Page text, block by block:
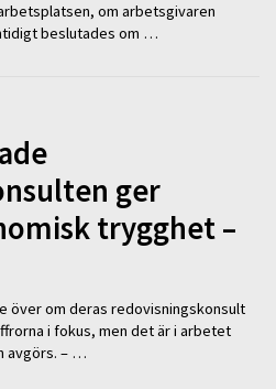
om arbetsgivaren
beslutades om …
ger
trygghet –
över om deras redovisningskonsult
i fokus, men det är i arbetet
avgörs. – …